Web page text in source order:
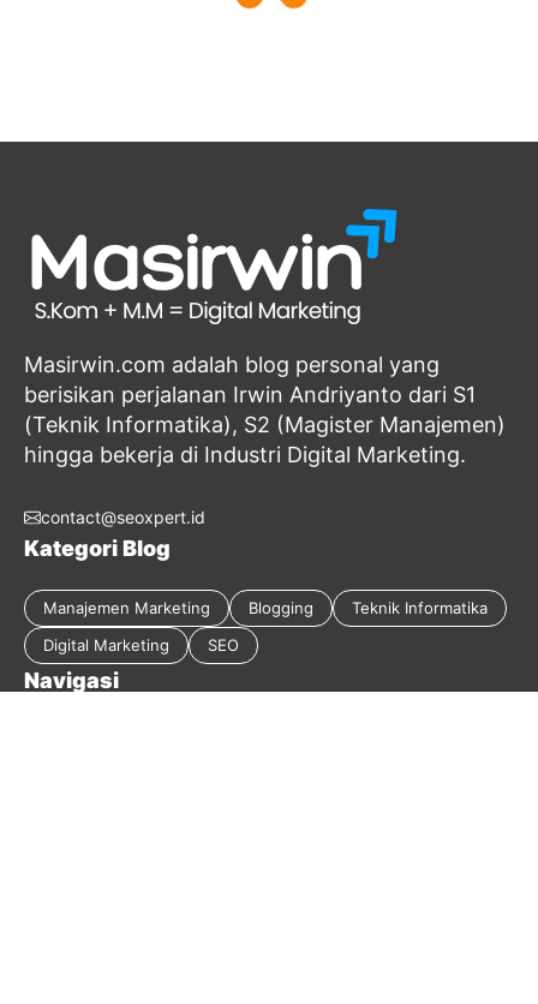
Masirwin.com adalah blog personal yang
berisikan perjalanan Irwin Andriyanto dari S1
(Teknik Informatika), S2 (Magister Manajemen)
hingga bekerja di Industri Digital Marketing.
contact@seoxpert.id
Kategori Blog
Manajemen Marketing Blogging
Teknik Informatika
Digital Marketing
SEO
Navigasi